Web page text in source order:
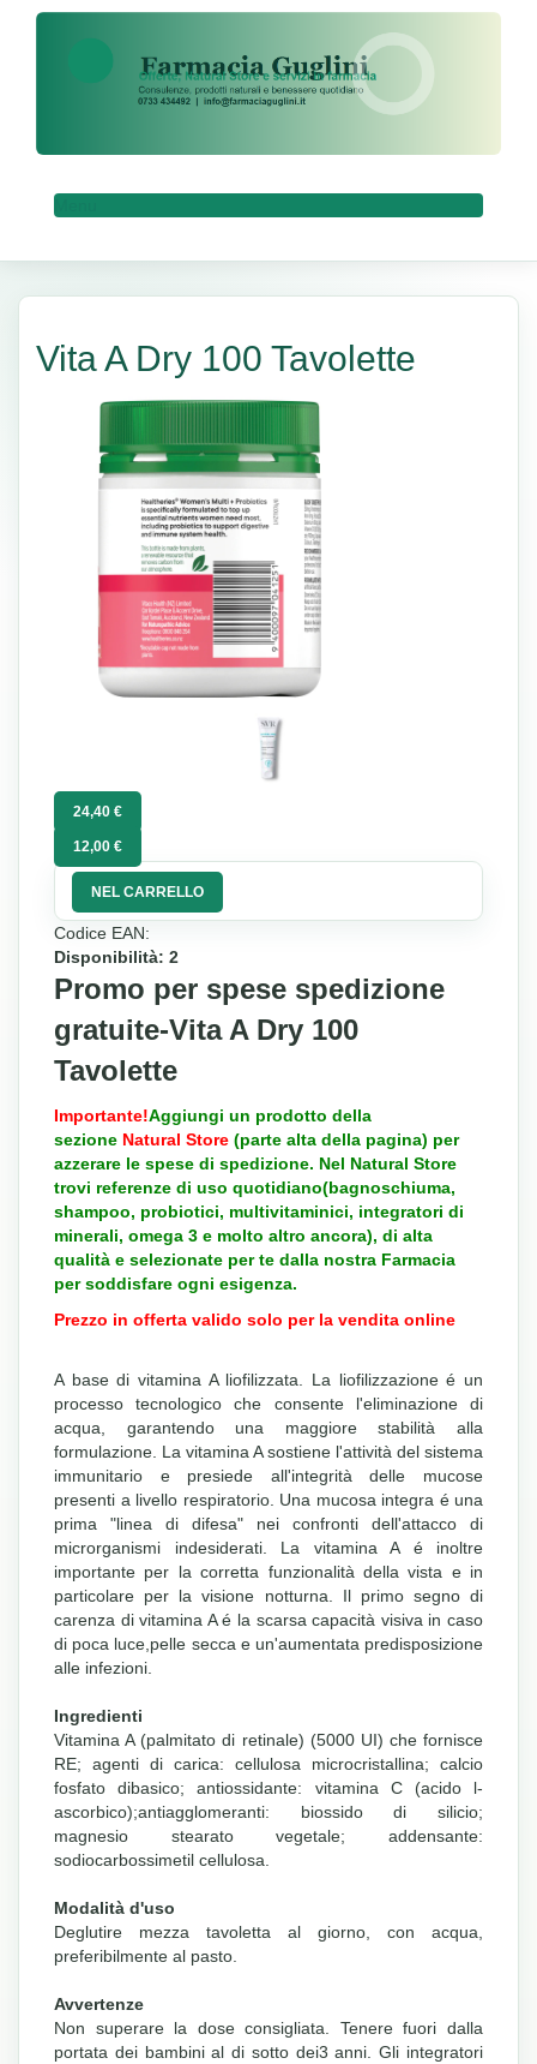
Vita A Dry 100 Tavolette
24,40 €
12,00 €
NEL CARRELLO
Codice EAN:
Disponibilità: 2
Promo per spese spedizione
gratuite-Vita A Dry 100
Tavolette
Importante!Aggiungi un prodotto della
sezione Natural Store (parte alta della pagina) per
azzerare le spese di spedizione. Nel Natural Store
trovi referenze di uso quotidiano(bagnoschiuma,
shampoo, probiotici, multivitaminici, integratori di
minerali, omega 3 e molto altro ancora), di alta
qualità e selezionate per te dalla nostra Farmacia
per soddisfare ogni esigenza.
Prezzo in offerta valido solo per la vendita online
A base di vitamina A liofilizzata. La liofilizzazione é un
processo tecnologico che consente l'eliminazione di
acqua, garantendo una maggiore stabilità alla
formulazione. La vitamina A sostiene l'attività del sistema
immunitario e presiede all'integrità delle mucose
presenti a livello respiratorio. Una mucosa integra é una
prima "linea di difesa" nei confronti dell'attacco di
microrganismi indesiderati. La vitamina A é inoltre
importante per la corretta funzionalità della vista e in
particolare per la visione notturna. Il primo segno di
carenza di vitamina A é la scarsa capacità visiva in caso
di poca luce,pelle secca e un'aumentata predisposizione
alle infezioni.
Ingredienti
Vitamina A (palmitato di retinale) (5000 UI) che fornisce
RE; agenti di carica: cellulosa microcristallina; calcio
fosfato dibasico; antiossidante: vitamina C (acido l-
ascorbico);antiagglomeranti: biossido di silicio;
magnesio stearato vegetale; addensante:
sodiocarbossimetil cellulosa.
Modalità d'uso
Deglutire mezza tavoletta al giorno, con acqua,
preferibilmente al pasto.
Avvertenze
Non superare la dose consigliata. Tenere fuori dalla
portata dei bambini al di sotto dei3 anni. Gli integratori